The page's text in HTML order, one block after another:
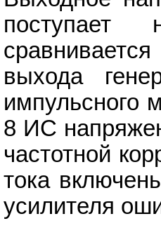
поступает
выхода
импульсного
8 ИС
частотной
тока
усилителя